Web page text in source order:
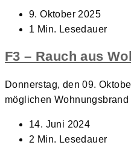
Beitrag
veröffentlicht:
9. Oktober 2025
Lesedauer:
1 Min. Lesedauer
F3 – Rauch aus
Donnerstag, den 09.
möglichen
Beitrag
veröffentlicht:
14. Juni 2024
Lesedauer:
2 Min. Lesedauer